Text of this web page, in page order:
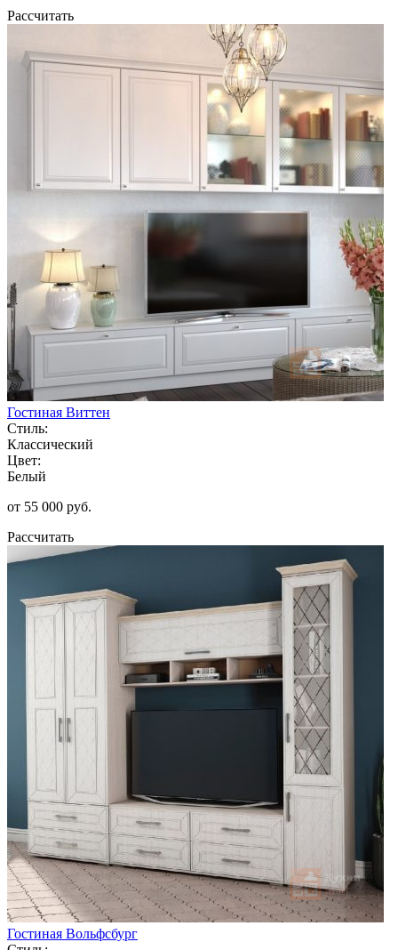
Рассчитать
Гостиная Виттен
Стиль:
Классический
Цвет:
Белый
от 55 000 руб.
Рассчитать
Гостиная Вольфсбург